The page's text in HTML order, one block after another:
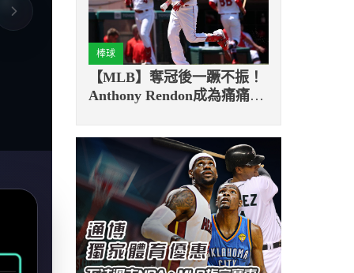
棒球
【MLB】奪冠後一蹶不振！
Anthony Rendon成為痛痛人